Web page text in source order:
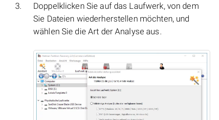
Doppelklicken Sie auf das Laufwerk, von dem
Sie Dateien wiederherstellen möchten, und
wählen Sie die Art der Analyse aus.